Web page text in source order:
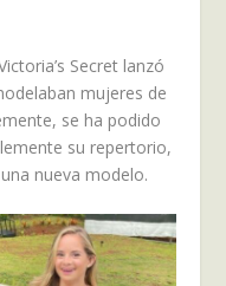
Secret lanzó
mujeres de
se ha podido
su repertorio,
nueva modelo.